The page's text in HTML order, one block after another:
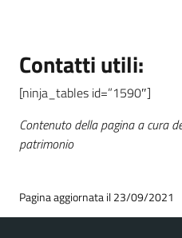
Contatti utili:
[ninja_tables id=”1590″]
Contenuto della pagina a cura
patrimonio
Pagina aggiornata il 23/09/2021